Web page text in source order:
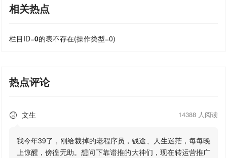
相关热点
栏目ID=0的表不存在(操作类型=0)
热点评论
 文生 14388 人阅读
我今年39了，刚给裁掉的老程序员，钱途、人生迷茫，每每晚
上惊醒，傍徨无助。想问下靠谱推的大神们，现在转运营推广